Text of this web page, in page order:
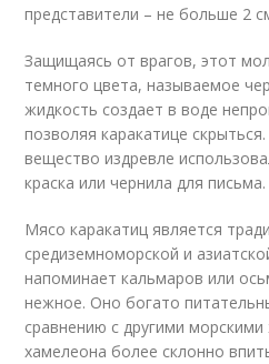
представители – не больше 2
Защищаясь от врагов, этот
темного цвета, называемое
жидкость создает в воде
позволяя каракатице
вещество издревле
краска или чернила для письма.
Мясо каракатиц является
средиземноморской и
напоминает кальмаров или
нежное. Оно богато
сравнению с другими
хамелеона более склонно